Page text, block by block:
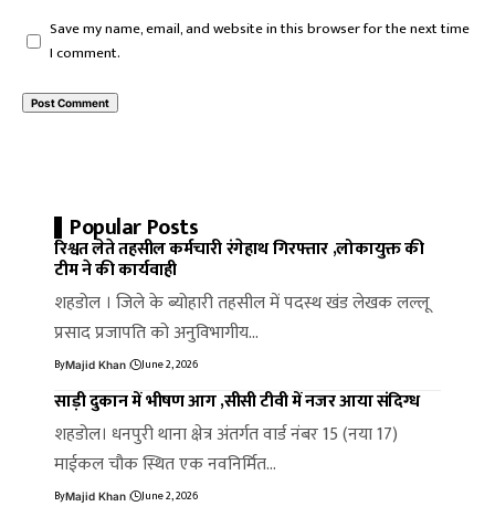
Save my name, email, and website in this browser for the next time
I comment.
Popular Posts
रिश्वत लेते तहसील कर्मचारी रंगेहाथ गिरफ्तार ,लोकायुक्त की
टीम ने की कार्यवाही
शहडोल । जिले के ब्योहारी तहसील में पदस्थ खंड लेखक लल्लू
प्रसाद प्रजापति को अनुविभागीय…
ByMajid Khan June 2, 2026
साड़ी दुकान में भीषण आग ,सीसी टीवी में नजर आया संदिग्ध
शहडोल। धनपुरी थाना क्षेत्र अंतर्गत वार्ड नंबर 15 (नया 17)
माईकल चौक स्थित एक नवनिर्मित…
ByMajid Khan June 2, 2026